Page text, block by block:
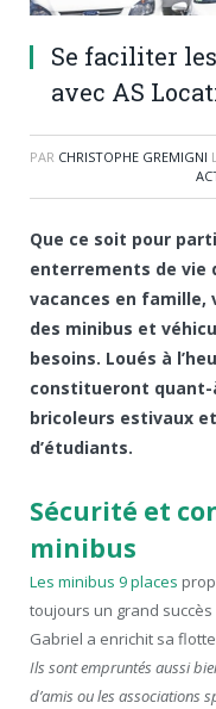
Se faciliter
avec AS
PAR CHRISTOPHE GREMIGNI
Que ce soit pour
enterrements de vie
vacances en famille,
des minibus et
besoins. Loués à
constitueront quant-
bricoleurs estivaux
d’étudiants.
Sécurité et
minibus
Les minibus 9 places
toujours un grand
Gabriel a enrichit sa
Ils sont empruntés aussi
d’amis ou les associations